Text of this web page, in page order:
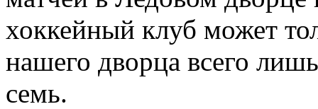
хоккейный клуб может
нашего дворца всего
семь.